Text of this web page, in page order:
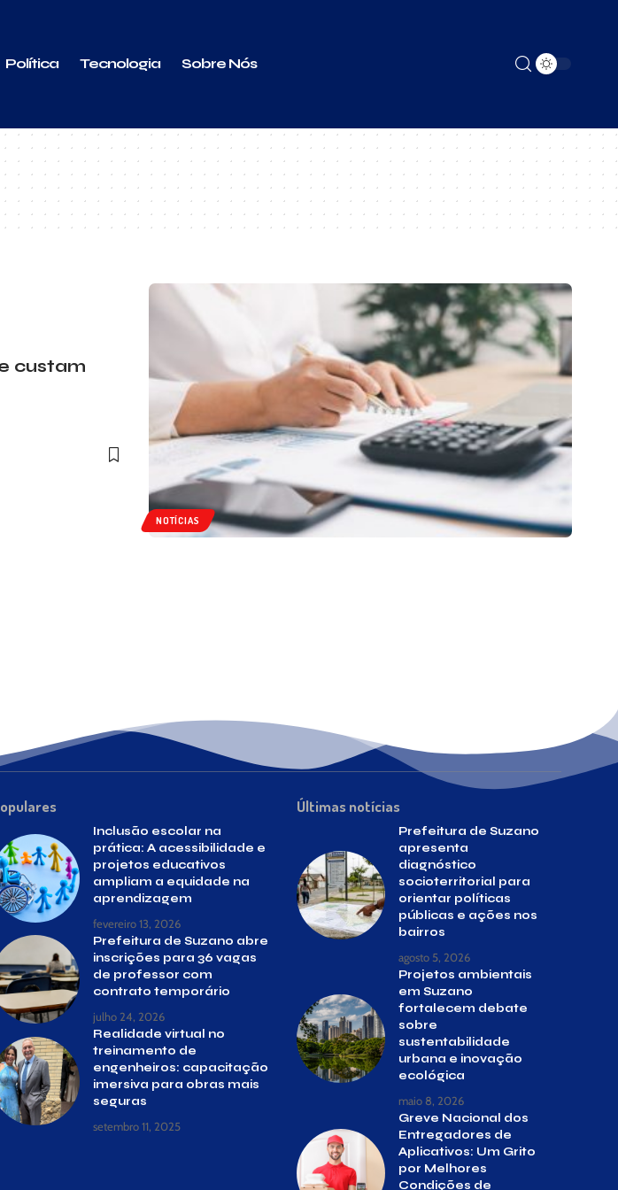
Política Tecnologia Sobre Nós
NOTÍCIAS
custam
Inclusão escolar na
prática: A acessibilidade e
projetos educativos
ampliam a equidade na
aprendizagem
fevereiro 13, 2026
Prefeitura de Suzano abre
inscrições para 36 vagas
de professor com
contrato temporário
julho 24, 2026
Realidade virtual no
treinamento de
engenheiros: capacitação
imersiva para obras mais
seguras
setembro 11, 2025
Últimas notícias
Prefeitura de Suzano
apresenta
diagnóstico
socioterritorial para
orientar políticas
públicas e ações nos
bairros
agosto 5, 2026
Projetos ambientais
em Suzano
fortalecem debate
sobre
sustentabilidade
urbana e inovação
ecológica
maio 8, 2026
Greve Nacional dos
Entregadores de
Aplicativos: Um Grito
por Melhores
Condições de